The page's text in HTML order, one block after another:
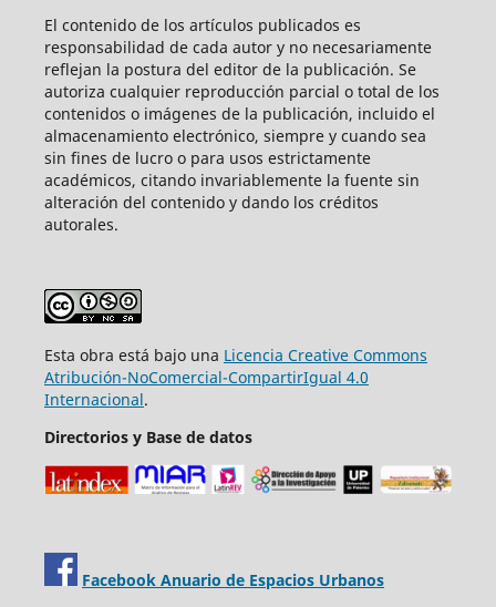
El contenido de los artículos publicados es
responsabilidad de cada autor y no necesariamente
reflejan la postura del editor de la publicación. Se
autoriza cualquier reproducción parcial o total de los
contenidos o imágenes de la publicación, incluido el
almacenamiento electrónico, siempre y cuando sea
sin fines de lucro o para usos estrictamente
académicos, citando invariablemente la fuente sin
alteración del contenido y dando los créditos
autorales.
Esta obra está bajo una Licencia Creative Commons
Atribución-NoComercial-CompartirIgual 4.0
Internacional.
Directorios y Base de datos
Facebook Anuario de Espacios Urbanos